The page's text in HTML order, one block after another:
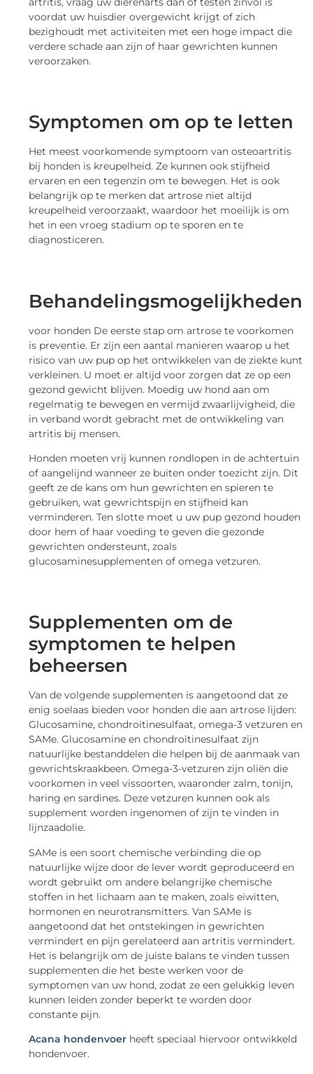
voordat uw huisdier overgewicht krijgt of zich
bezighoudt met activiteiten met een hoge impact die
verdere schade aan zijn of haar gewrichten kunnen
veroorzaken.
Symptomen om op te letten
Het meest voorkomende symptoom van osteoartritis
bij honden is kreupelheid. Ze kunnen ook stijfheid
ervaren en een tegenzin om te bewegen. Het is ook
belangrijk op te merken dat artrose niet altijd
kreupelheid veroorzaakt, waardoor het moeilijk is om
het in een vroeg stadium op te sporen en te
diagnosticeren.
Behandelingsmogelijkheden
voor honden De eerste stap om artrose te voorkomen
is preventie. Er zijn een aantal manieren waarop u het
risico van uw pup op het ontwikkelen van de ziekte kunt
verkleinen. U moet er altijd voor zorgen dat ze op een
gezond gewicht blijven. Moedig uw hond aan om
regelmatig te bewegen en vermijd zwaarlijvigheid, die
in verband wordt gebracht met de ontwikkeling van
artritis bij mensen.
Honden moeten vrij kunnen rondlopen in de achtertuin
of aangelijnd wanneer ze buiten onder toezicht zijn. Dit
geeft ze de kans om hun gewrichten en spieren te
gebruiken, wat gewrichtspijn en stijfheid kan
verminderen. Ten slotte moet u uw pup gezond houden
door hem of haar voeding te geven die gezonde
gewrichten ondersteunt, zoals
glucosaminesupplementen of omega vetzuren.
Supplementen om de
symptomen te helpen
beheersen
Van de volgende supplementen is aangetoond dat ze
enig soelaas bieden voor honden die aan artrose lijden:
Glucosamine, chondroïtinesulfaat, omega-3 vetzuren en
SAMe. Glucosamine en chondroïtinesulfaat zijn
natuurlijke bestanddelen die helpen bij de aanmaak van
gewrichtskraakbeen. Omega-3-vetzuren zijn oliën die
voorkomen in veel vissoorten, waaronder zalm, tonijn,
haring en sardines. Deze vetzuren kunnen ook als
supplement worden ingenomen of zijn te vinden in
lijnzaadolie.
SAMe is een soort chemische verbinding die op
natuurlijke wijze door de lever wordt geproduceerd en
wordt gebruikt om andere belangrijke chemische
stoffen in het lichaam aan te maken, zoals eiwitten,
hormonen en neurotransmitters. Van SAMe is
aangetoond dat het ontstekingen in gewrichten
vermindert en pijn gerelateerd aan artritis vermindert.
Het is belangrijk om de juiste balans te vinden tussen
supplementen die het beste werken voor de
symptomen van uw hond, zodat ze een gelukkig leven
kunnen leiden zonder beperkt te worden door
constante pijn.
Acana hondenvoer heeft speciaal hiervoor ontwikkeld
hondenvoer.